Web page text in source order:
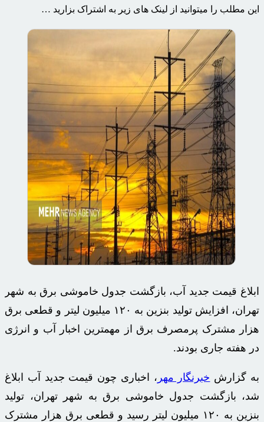
این مطلب را میتوانید از لینک های زیر به اشتراک بزارید …
ابلاغ قیمت جدید آب، بازگشت جدول خاموشی برق به شهر
تهران، افزایش تولید بنزین به ۱۲۰ میلیون لیتر و قطعی برق
هزار مشترک پرمصرف برق از مهمترین اخبار آب و انرژی
در هفته جاری بودند.
به گزارش خبرنگار مهر ، اخباری چون قیمت جدید آب ابلاغ
شد، بازگشت جدول خاموشی برق به شهر تهران، تولید
بنزین به ۱۲۰ میلیون لیتر رسید و قطعی برق هزار مشترک